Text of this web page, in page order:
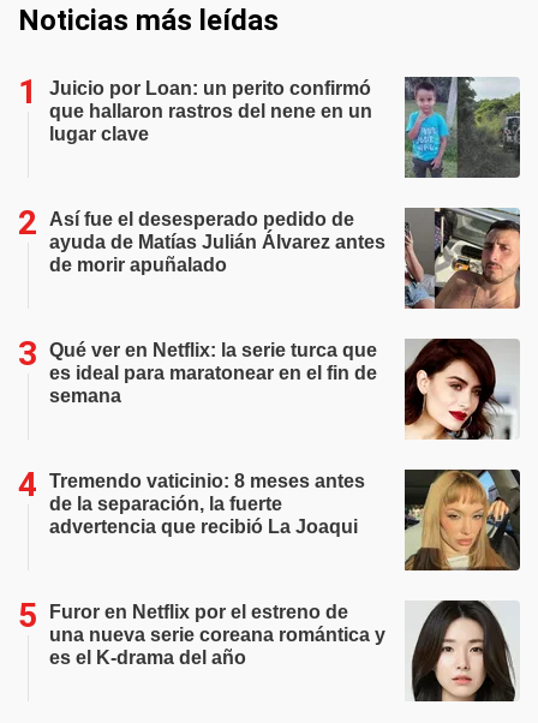
Noticias más leídas
Juicio por Loan: un perito confirmó
que hallaron rastros del nene en un
lugar clave
Así fue el desesperado pedido de
ayuda de Matías Julián Álvarez antes
de morir apuñalado
Qué ver en Netflix: la serie turca que
es ideal para maratonear en el fin de
semana
Tremendo vaticinio: 8 meses antes
de la separación, la fuerte
advertencia que recibió La Joaqui
Furor en Netflix por el estreno de
una nueva serie coreana romántica y
es el K-drama del año